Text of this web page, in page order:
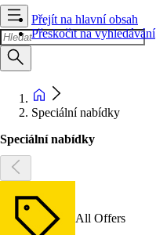
Přejít na hlavní obsah
Přeskočit na vyhledávání
Speciální nabídky
Speciální nabídky
All Offers